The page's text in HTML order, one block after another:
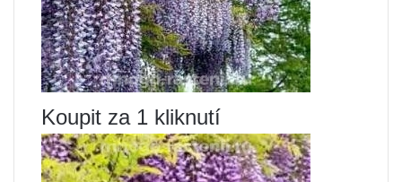
Koupit za 1 kliknutí